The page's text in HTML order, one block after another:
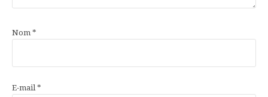
Nom *
E-mail *